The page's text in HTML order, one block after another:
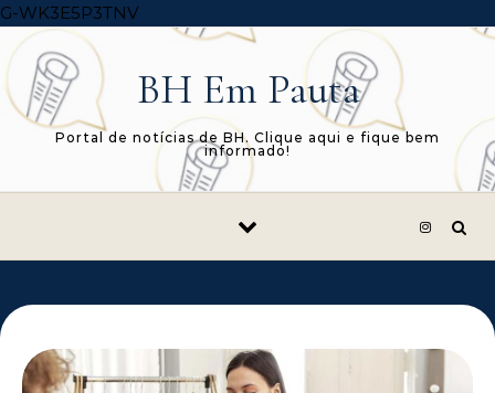
G-WK3E5P3TNVSkip to content
BH Em Pauta
Portal de notícias de BH. Clique aqui e fique bem
informado!